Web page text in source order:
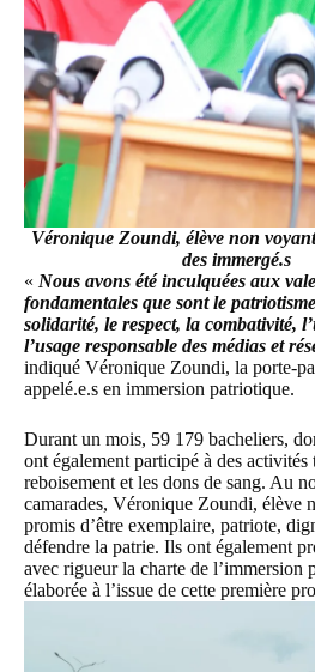
Véronique Zoundi, élève non
des immergé.s
« Nous avons été inculquées aux
fondamentales que sont le
solidarité, le respect, la combativité,
l’usage responsable des médias et
indiqué Véronique Zoundi, la porte-
appelé.e.s en immersion patriotique.
Durant un mois, 59 179 bacheliers,
ont également participé à des activités
reboisement et les dons de sang. Au
camarades, Véronique Zoundi, élève
promis d’être exemplaire, patriote,
défendre la patrie. Ils ont également
avec rigueur la charte de l’immersion
élaborée à l’issue de cette première